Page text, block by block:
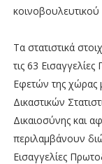
Τα στατιστικά
τις 63
Εφετών της χώρας
Δικαστικών
Δικαιοσύνης και
περιλαμβάνουν
Εισαγγελίες